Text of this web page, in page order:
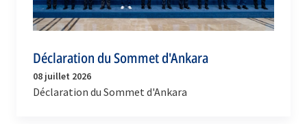
Déclaration du Sommet d'Ankara
08 juillet 2026
Déclaration du Sommet d'Ankara